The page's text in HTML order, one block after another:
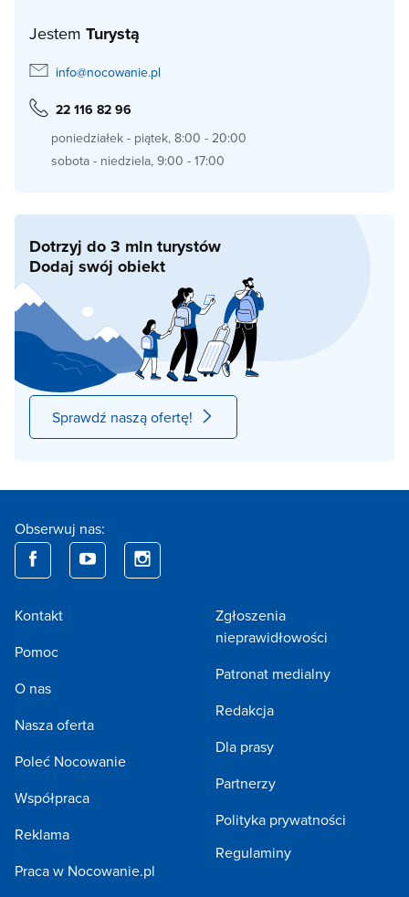
Jestem Turystą
info@nocowanie.pl
22 116 82 96
poniedziałek - piątek, 8:00 - 20:00
sobota - niedziela, 9:00 - 17:00
Dotrzyj do 3 mln turystów
Dodaj swój obiekt
Sprawdź naszą ofertę!
Obserwuj nas:
Kontakt
Pomoc
O nas
Nasza oferta
Poleć Nocowanie
Współpraca
Reklama
Praca w Nocowanie.pl
Zgłoszenia
nieprawidłowości
Patronat medialny
Redakcja
Dla prasy
Partnerzy
Polityka prywatności
Regulaminy